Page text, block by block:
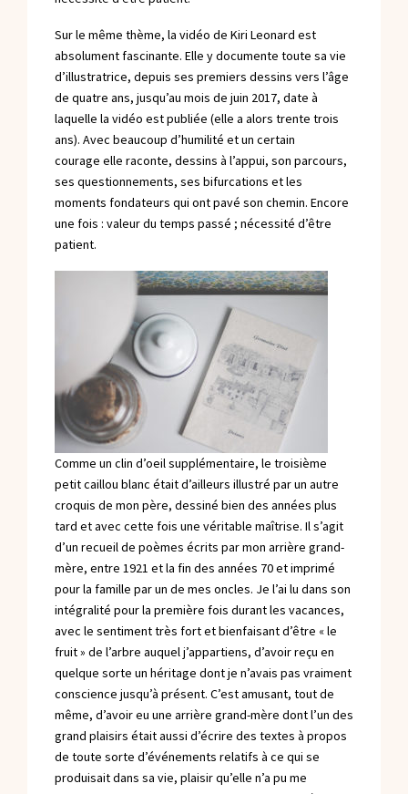
Sur le même thème, la vidéo de Kiri Leonard est
absolument fascinante. Elle y documente toute sa vie
d’illustratrice, depuis ses premiers dessins vers l’âge
de quatre ans, jusqu’au mois de juin 2017, date à
laquelle la vidéo est publiée (elle a alors trente trois
ans). Avec beaucoup d’humilité et un certain
courage elle raconte, dessins à l’appui, son parcours,
ses questionnements, ses bifurcations et les
moments fondateurs qui ont pavé son chemin. Encore
une fois : valeur du temps passé ; nécessité d’être
patient.
Comme un clin d’oeil supplémentaire, le troisième
petit caillou blanc était d’ailleurs illustré par un autre
croquis de mon père, dessiné bien des années plus
tard et avec cette fois une véritable maîtrise. Il s’agit
d’un recueil de poèmes écrits par mon arrière grand-
mère, entre 1921 et la fin des années 70 et imprimé
pour la famille par un de mes oncles. Je l’ai lu dans son
intégralité pour la première fois durant les vacances,
avec le sentiment très fort et bienfaisant d’être « le
fruit » de l’arbre auquel j’appartiens, d’avoir reçu en
quelque sorte un héritage dont je n’avais pas vraiment
conscience jusqu’à présent. C’est amusant, tout de
même, d’avoir eu une arrière grand-mère dont l’un des
grand plaisirs était aussi d’écrire des textes à propos
de toute sorte d’événements relatifs à ce qui se
produisait dans sa vie, plaisir qu’elle n’a pu me